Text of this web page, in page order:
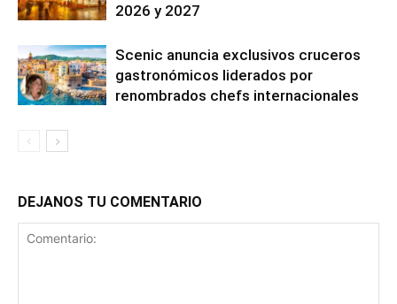
2026 y 2027
Scenic anuncia exclusivos cruceros
gastronómicos liderados por
renombrados chefs internacionales
DEJANOS TU COMENTARIO